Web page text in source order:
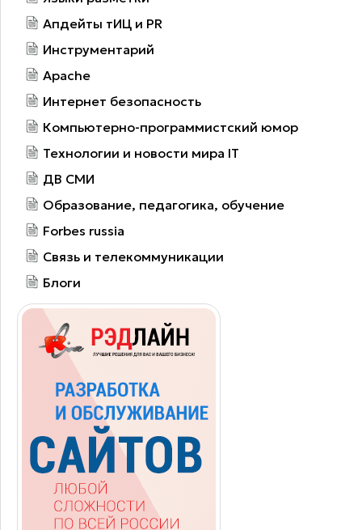
Апдейты тИЦ и PR
Инструментарий
Apache
Интернет безопасность
Компьютерно-программистский юмор
Технологии и новости мира IT
ДВ СМИ
Образование, педагогика, обучение
Forbes russia
Связь и телекоммуникации
Блоги